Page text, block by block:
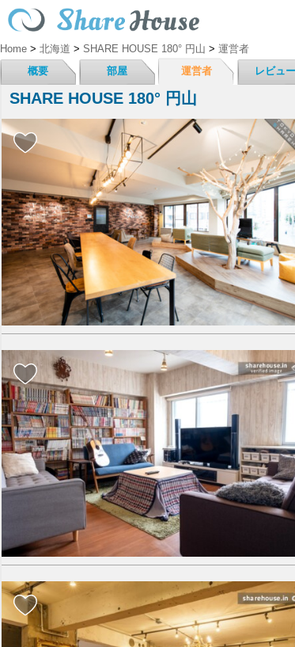
Home > 北海道 > SHARE HOUSE 180° 円山 > 運営者
概要
部屋 運営者 レビュー
SHARE HOUSE 180° 円山